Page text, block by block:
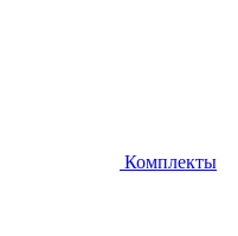
Комплекты